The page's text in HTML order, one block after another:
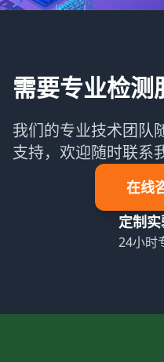
需要专业检测
我们的专业技术团队
支持，欢迎随时联系
在线
定制
24小时